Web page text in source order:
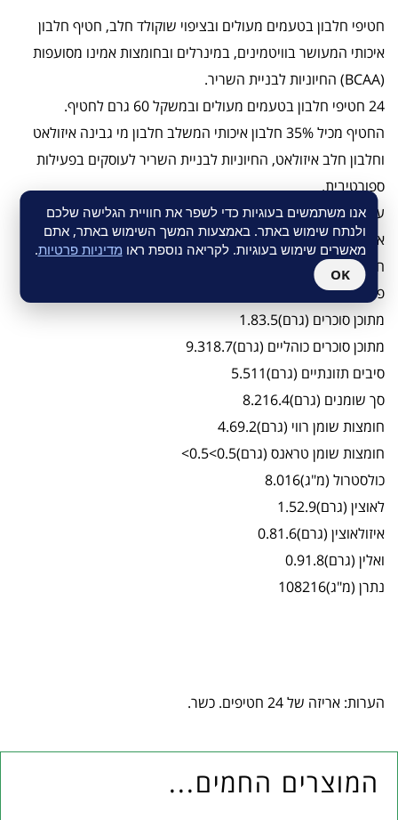
חטיפי חלבון בטעמים מעולים ובציפוי שוקולד חלב, חטיף חלבון
איכותי המעושר בוויטמינים, במינרלים ובחומצות אמינו מסועפות
(BCAA) החיוניות לבניית השריר.
24 חטיפי חלבון בטעמים מעולים ובמשקל 60 גרם לחטיף.
החטיף מכיל 35% חלבון איכותי המשלב חלבון מי גבינה איזולאט
וחלבון חלב איזולאט, החיוניות לבניית השריר לעוסקים בפעילות
ספורטיבית.
ערכים תזונתיים חטיף (50 גרם)ל – 100 גרם
אנרגיה (קלוריות)188376
חלבונים (גרם)17.535
פחמימות (גרם)1224
מתוכן סוכרים (גרם)1.83.5
מתוכן סוכרים כוהליים (גרם)9.318.7
סיבים תזונתיים (גרם)5.511
סך שומנים (גרם)8.216.4
חומצות שומן רווי (גרם)4.69.2
חומצות שומן טראנס (גרם)0.5>0.5>
כולסטרול (מ"ג)8.016
לאוצין (גרם)1.52.9
איזולאוצין (גרם)0.81.6
ואלין (גרם)0.91.8
נתרן (מ"ג)108216
הערות: אריזה של 24 חטיפים. כשר.
המוצרים החמים...
אנו משתמשים בעוגיות כדי לשפר את חוויית הגלישה שלכם
ולנתח שימוש באתר. באמצעות המשך השימוש באתר, אתם
מאשרים שימוש בעוגיות. לקריאה נוספת ראו מדיניות פרטיות.
OK